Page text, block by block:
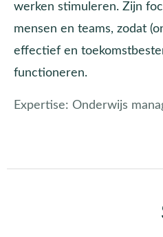
werken stimuleren. Zijn
mensen en teams, zodat
effectief en
functioneren.
Expertise: Onderwijs